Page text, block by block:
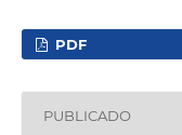
PDF
PUBLICADO